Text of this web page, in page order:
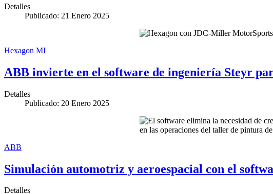
Detalles
Publicado: 21 Enero 2025
Hexagon MI
ABB invierte en el software de ingeniería Steyr
Detalles
Publicado: 20 Enero 2025
ABB
Simulación automotriz y aeroespacial con el
Detalles